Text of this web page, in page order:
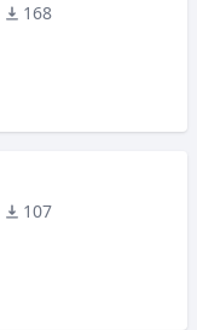
168
107